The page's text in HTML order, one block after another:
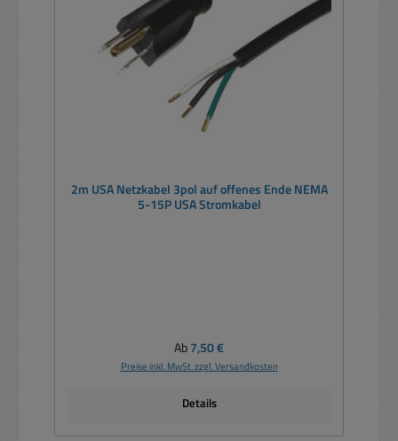
2m USA Netzkabel 3pol auf offenes Ende NEMA
5-15P USA Stromkabel
Regulärer Preis:
Ab7,50 €
Preise inkl. MwSt. zzgl. Versandkosten
Details